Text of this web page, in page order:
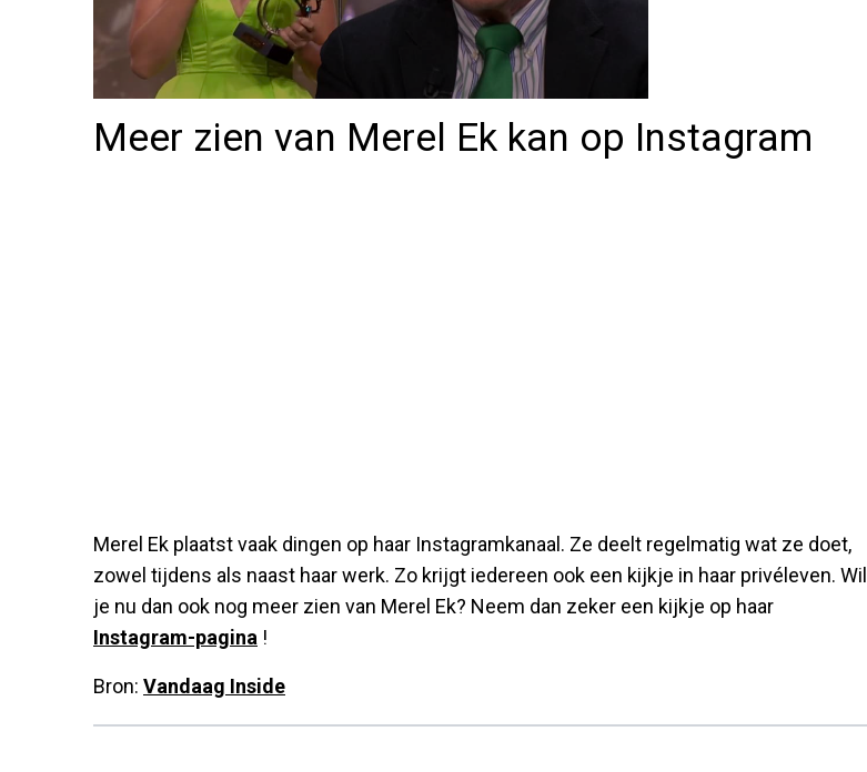
Meer zien van Merel Ek kan op Instagram
Merel Ek plaatst vaak dingen op haar Instagramkanaal. Ze deelt regelmatig wat ze doet,
zowel tijdens als naast haar werk. Zo krijgt iedereen ook een kijkje in haar privéleven. Wil
je nu dan ook nog meer zien van Merel Ek? Neem dan zeker een kijkje op haar
Instagram-pagina !
Bron: Vandaag Inside